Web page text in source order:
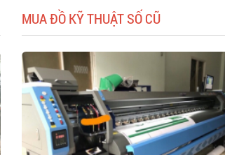
MUA ĐỒ KỸ THUẬT SỐ CŨ